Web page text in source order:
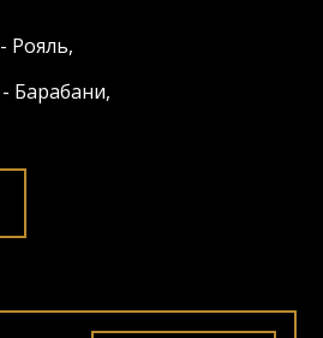
- Рояль,
- Барабани,